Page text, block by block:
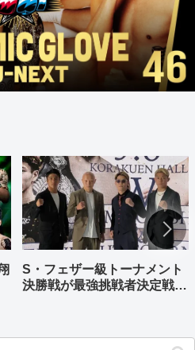
S・フェザー級トーナメント
決勝戦が最強挑戦者決定戦兼